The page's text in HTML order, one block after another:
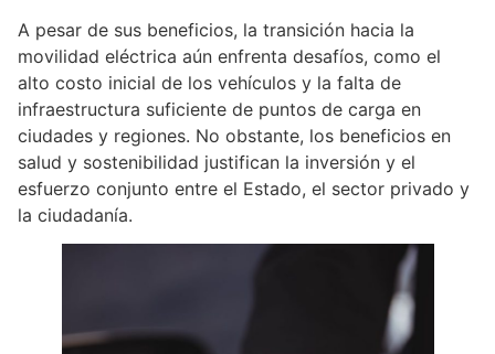
A pesar de sus beneficios, la transición hacia la
movilidad eléctrica aún enfrenta desafíos, como el
alto costo inicial de los vehículos y la falta de
infraestructura suficiente de puntos de carga en
ciudades y regiones. No obstante, los beneficios en
salud y sostenibilidad justifican la inversión y el
esfuerzo conjunto entre el Estado, el sector privado y
la ciudadanía.